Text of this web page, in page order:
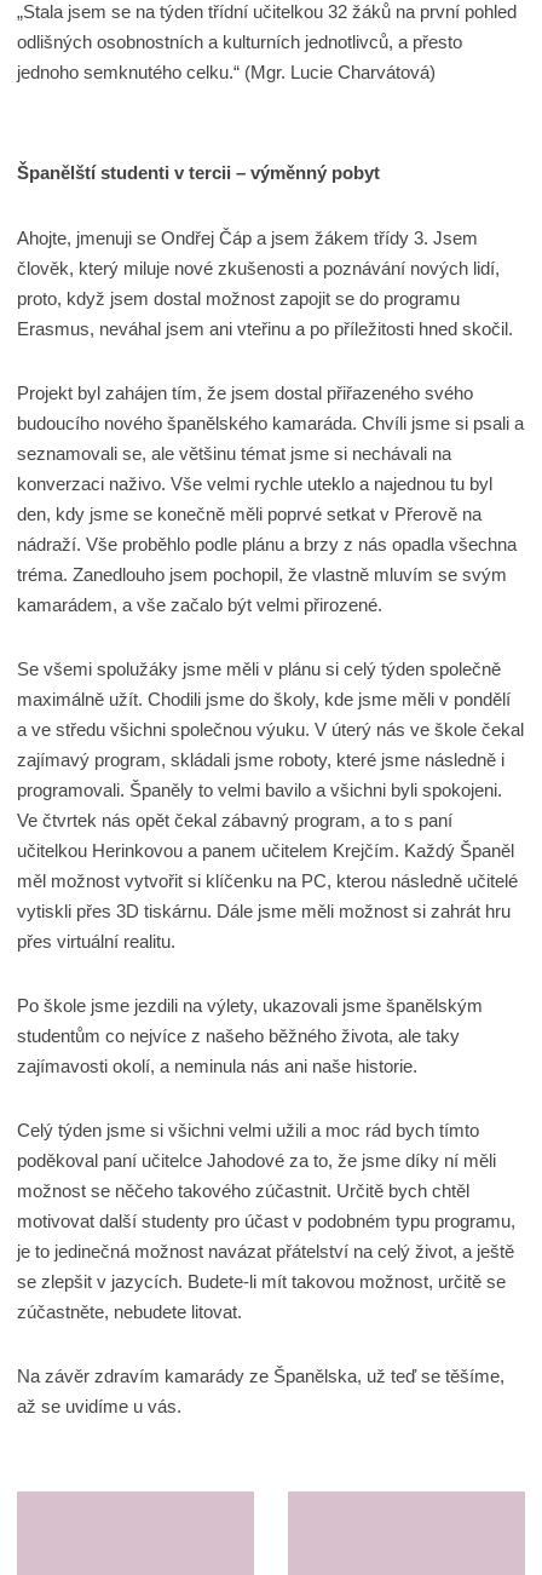
„Stala jsem se na týden třídní učitelkou 32 žáků na první pohled
odlišných osobnostních a kulturních jednotlivců, a přesto
jednoho semknutého celku.“ (Mgr. Lucie Charvátová)
Španělští studenti v tercii – výměnný pobyt
Ahojte, jmenuji se Ondřej Čáp a jsem žákem třídy 3. Jsem
člověk, který miluje nové zkušenosti a poznávání nových lidí,
proto, když jsem dostal možnost zapojit se do programu
Erasmus, neváhal jsem ani vteřinu a po příležitosti hned skočil.
Projekt byl zahájen tím, že jsem dostal přiřazeného svého
budoucího nového španělského kamaráda. Chvíli jsme si psali a
seznamovali se, ale většinu témat jsme si nechávali na
konverzaci naživo. Vše velmi rychle uteklo a najednou tu byl
den, kdy jsme se konečně měli poprvé setkat v Přerově na
nádraží. Vše proběhlo podle plánu a brzy z nás opadla všechna
tréma. Zanedlouho jsem pochopil, že vlastně mluvím se svým
kamarádem, a vše začalo být velmi přirozené.
Se všemi spolužáky jsme měli v plánu si celý týden společně
maximálně užít. Chodili jsme do školy, kde jsme měli v pondělí
a ve středu všichni společnou výuku. V úterý nás ve škole čekal
zajímavý program, skládali jsme roboty, které jsme následně i
programovali. Španěly to velmi bavilo a všichni byli spokojeni.
Ve čtvrtek nás opět čekal zábavný program, a to s paní
učitelkou Herinkovou a panem učitelem Krejčím. Každý Španěl
měl možnost vytvořit si klíčenku na PC, kterou následně učitelé
vytiskli přes 3D tiskárnu. Dále jsme měli možnost si zahrát hru
přes virtuální realitu.
Po škole jsme jezdili na výlety, ukazovali jsme španělským
studentům co nejvíce z našeho běžného života, ale taky
zajímavosti okolí, a neminula nás ani naše historie.
Celý týden jsme si všichni velmi užili a moc rád bych tímto
poděkoval paní učitelce Jahodové za to, že jsme díky ní měli
možnost se něčeho takového zúčastnit. Určitě bych chtěl
motivovat další studenty pro účast v podobném typu programu,
je to jedinečná možnost navázat přátelství na celý život, a ještě
se zlepšit v jazycích. Budete-li mít takovou možnost, určitě se
zúčastněte, nebudete litovat.
Na závěr zdravím kamarády ze Španělska, už teď se těšíme,
až se uvidíme u vás.